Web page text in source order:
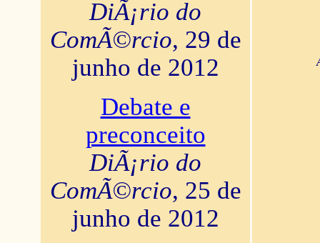
DiÃ¡rio do
ComÃ©rcio, 29 de
junho de 2012
Debate e
preconceito
DiÃ¡rio do
ComÃ©rcio, 25 de
junho de 2012